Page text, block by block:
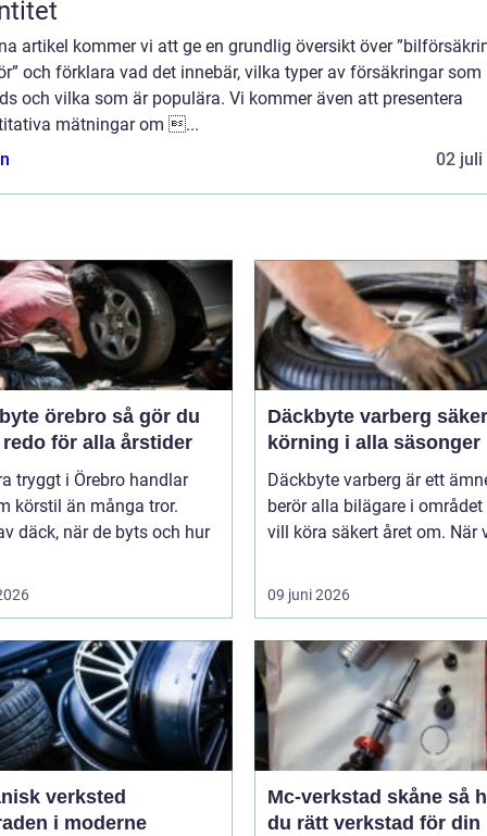
artikel kommer vi att ge en grundlig översikt över
och förklara vad det innebär, vilka typer av försäkringar som
och vilka som är populära. Vi kommer även att presentera
mätningar om ...
02 juli
örebro så gör du
för alla årstider
tryggt i Örebro handlar
körstil än många tror.
däck, när de byts och hur
Däckbyte varberg säker
körning i alla säsonger
Däckbyte varberg är ett
berör alla bilägare i
vill köra säkert året om. När
09 juni 2026
verksted
i moderne
Mc-verkstad skåne så hittar
du rätt verkstad för din